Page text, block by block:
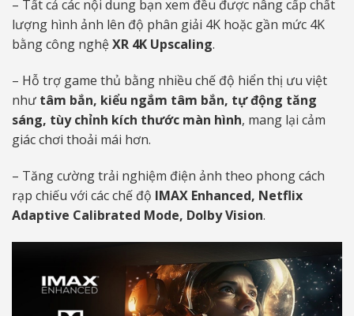
– Tất cả các nội dung bạn xem đều được nâng cấp chất
lượng hình ảnh lên độ phân giải 4K hoặc gần mức 4K
bằng công nghệXR 4K Upscaling.
– Hỗ trợ game thủ bằng nhiều chế độ hiển thị ưu việt
như tâm bắn, kiểu ngắm tâm bắn, tự động tăng
sáng, tùy chỉnh kích thước màn hình, mang lại cảm
giác chơi thoải mái hơn.
– Tăng cường trải nghiệm điện ảnh theo phong cách
rạp chiếu với các chế độ IMAX Enhanced, Netflix
Adaptive Calibrated Mode, Dolby Vision.